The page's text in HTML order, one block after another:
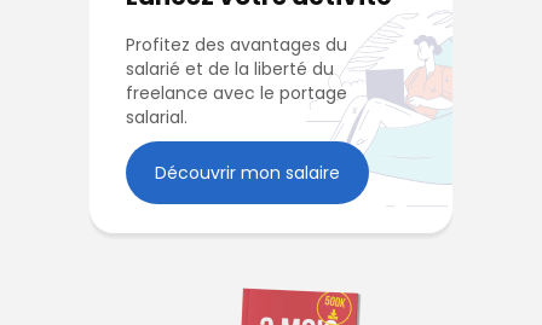
Profitez des avantages du
salarié et de la liberté du
freelance avec le portage
salarial.
Découvrir mon salaire